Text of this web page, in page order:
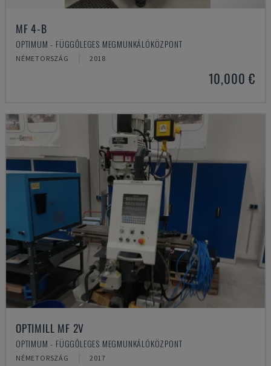
MF 4-B
OPTIMUM - FÜGGŐLEGES MEGMUNKÁLÓKÖZPONT
NÉMETORSZÁG 2018
10,000 €
OPTIMILL MF 2V
OPTIMUM - FÜGGŐLEGES MEGMUNKÁLÓKÖZPONT
NÉMETORSZÁG 2017